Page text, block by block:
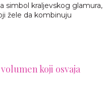
simbol kraljevskog glamura,
žele da kombinuju
koji osvaja